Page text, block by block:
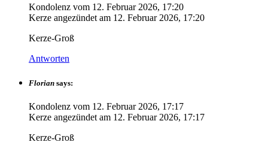
Kondolenz vom 12. Februar 2026, 17:20
Kerze angezündet am 12. Februar 2026, 17:20
Kerze-Groß
Antworten
Florian says:
Kondolenz vom 12. Februar 2026, 17:17
Kerze angezündet am 12. Februar 2026, 17:17
Kerze-Groß